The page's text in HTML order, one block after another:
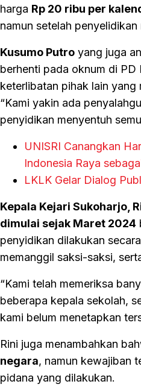
harga Rp 20 ribu per
namun setelah
Kusumo Putroyang juga
berhenti pada oknum di PD
keterlibatan pihak lain yang
“Kami yakin ada
penyidikan menyentuh
UNISRI Canangkan
Indonesia Raya
LKLK Gelar Dialog
Kepala Kejari Sukoharjo,
dimulai sejak Maret 2024
penyidikan dilakukan
memanggil saksi-saksi,
“Kami telah memeriksa
beberapa kepala sekolah,
kami belum menetapkan
Rini juga menambahkan
negara, namun kewajiban
pidana yang dilakukan.